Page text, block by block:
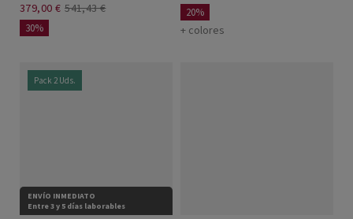
379,00 € 541,43 €
30%
20%
+ colores
ENVÍO INMEDIATO
Entre 3 y 5 días laborables
Pack 2 Uds.